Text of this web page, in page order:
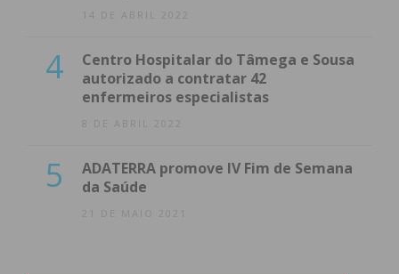
14 DE ABRIL 2022
4
Centro Hospitalar do Tâmega e Sousa
autorizado a contratar 42
enfermeiros especialistas
8 DE ABRIL 2022
5
ADATERRA promove IV Fim de Semana
da Saúde
21 DE MAIO 2021